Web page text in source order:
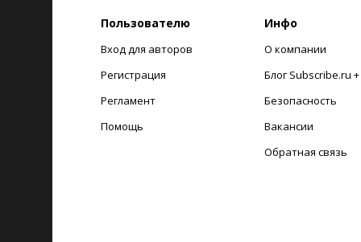
Пользователю
Вход для авторов
Регистрация
Регламент
Помощь
Инфо
О компании
Блог Subscribe.ru +
Безопасность
Вакансии
Обратная связь